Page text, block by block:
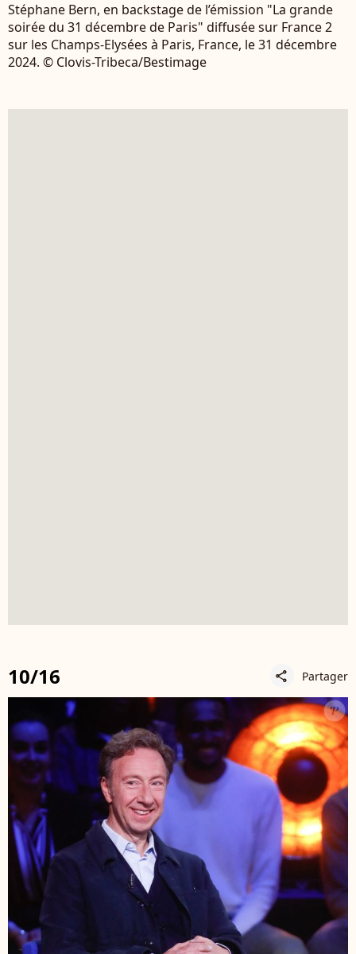
Stéphane Bern, en backstage de l’émission "La grande
soirée du 31 décembre de Paris" diffusée sur France 2
sur les Champs-Elysées à Paris, France, le 31 décembre
2024. © Clovis-Tribeca/Bestimage
10/16 share Partager